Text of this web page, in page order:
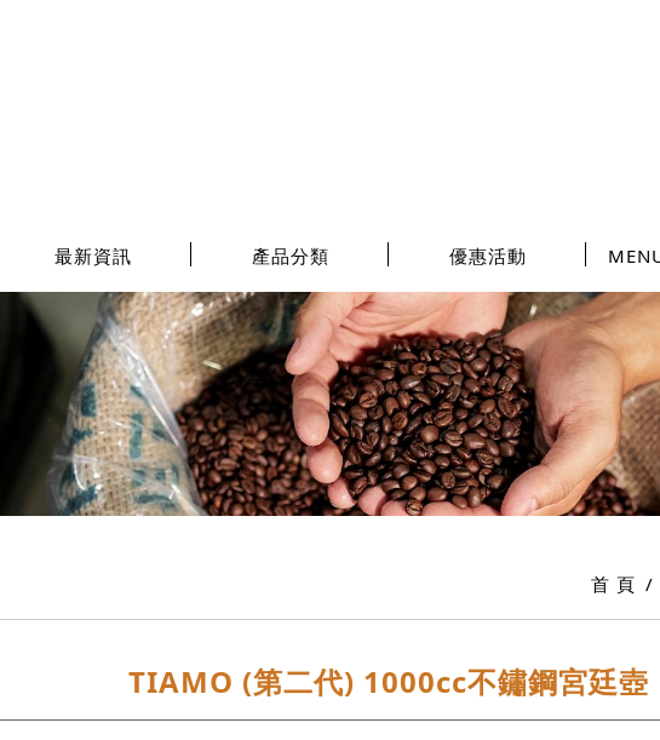
最新資訊 產品分類 優惠活動
首 頁
TIAMO (第二代) 1000cc不鏽鋼宮廷壺